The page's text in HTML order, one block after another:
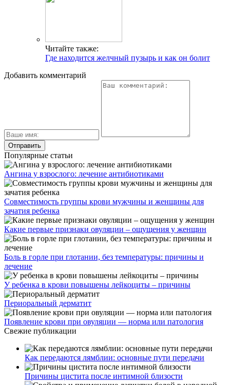
Читайте также:
Где находится желчный пузырь и как он болит
Добавить комментарий
Популярные статьи
Ангина у взрослого: лечение антибиотиками
Совместимость группы крови мужчины и женщины для
зачатия ребенка
Какие первые признаки овуляции – ощущения у женщин
Боль в горле при глотании, без температуры: причины и
лечение
У ребенка в крови повышены лейкоциты – причины
Периоральный дерматит
Появление крови при овуляции — норма или патология
Свежие публикации
Как передаются лямблии: основные пути передачи
Причины цистита после интимной близости